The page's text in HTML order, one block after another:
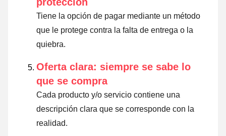
Tiene la opción de pagar mediante un método
que le protege contra la falta de entrega o la
quiebra.
Oferta clara: siempre se sabe lo
que se compra
Cada producto y/o servicio contiene una
descripción clara que se corresponde con la
realidad.